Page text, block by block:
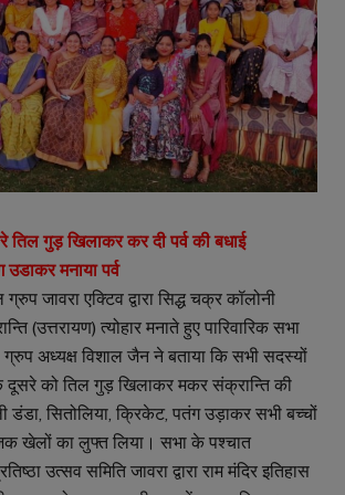
गुड़ खिलाकर कर दी पर्व की बधाई
मनाया पर्व
जावरा एक्टिव द्वारा सिद्ध चक्र कॉलोनी
(उत्तरायण) त्योहार मनाते हुए पारिवारिक सभा
अध्यक्ष विशाल जैन ने बताया कि सभी सदस्यों
को तिल गुड़ खिलाकर मकर संक्रान्ति की
डंडा, सितोलिया, क्रिकेट, पतंग उड़ाकर सभी बच्चों
खेलों का लुफ्त लिया। सभा के पश्चात
उत्सव समिति जावरा द्वारा राम मंदिर इतिहास